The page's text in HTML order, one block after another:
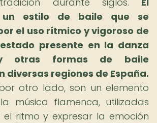
un estilo de baile que se
el uso rítmico y vigoroso de
presente en la danza
otras formas de baile
diversas regiones de España.
otro lado, son un elemento
música flamenca, utilizadas
ritmo y expresar la emoción